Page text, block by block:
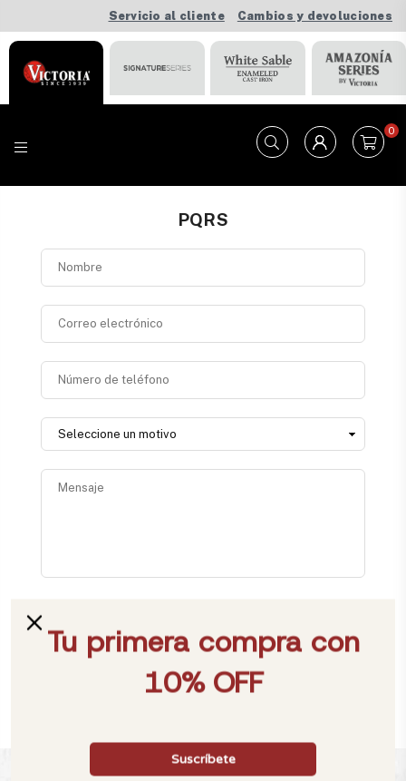
Servicio al cliente Cambios y devoluciones
0
PQRS